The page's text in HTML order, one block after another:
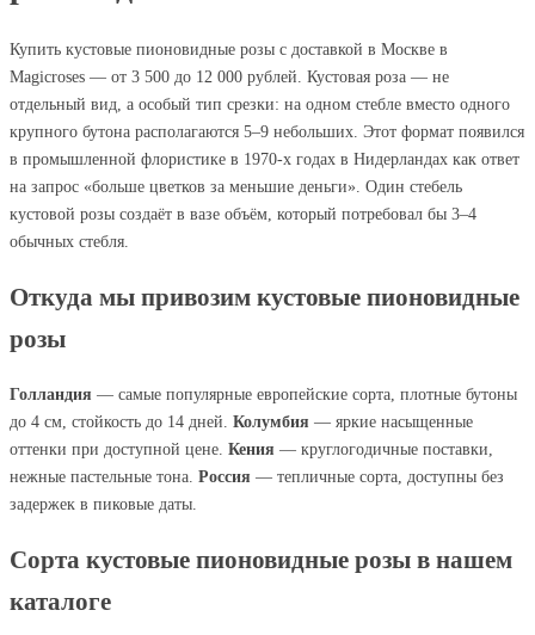
Купить кустовые пионовидные розы с доставкой в Москве в
Magicroses — от 3 500 до 12 000 рублей. Кустовая роза — не
отдельный вид, а особый тип срезки: на одном стебле вместо одного
крупного бутона располагаются 5–9 небольших. Этот формат появился
в промышленной флористике в 1970-х годах в Нидерландах как ответ
на запрос «больше цветков за меньшие деньги». Один стебель
кустовой розы создаёт в вазе объём, который потребовал бы 3–4
обычных стебля.
Откуда мы привозим кустовые пионовидные
розы
Голландия — самые популярные европейские сорта, плотные бутоны
до 4 см, стойкость до 14 дней. Колумбия — яркие насыщенные
оттенки при доступной цене. Кения — круглогодичные поставки,
нежные пастельные тона. Россия — тепличные сорта, доступны без
задержек в пиковые даты.
Сорта кустовые пионовидные розы в нашем
каталоге